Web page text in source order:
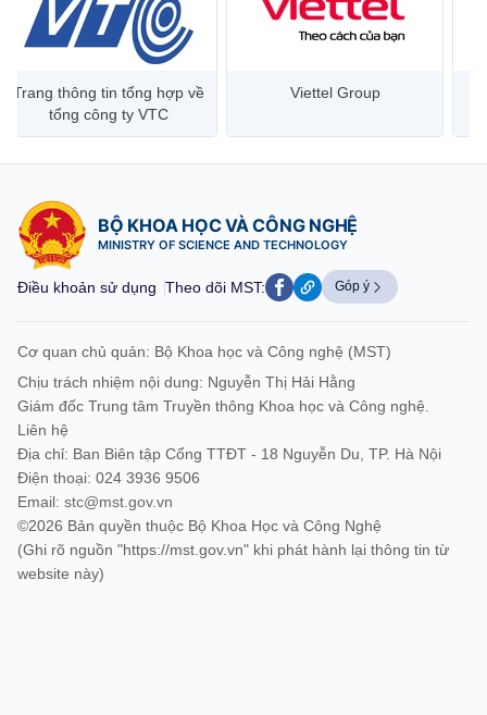
Trang thông tin tổng hợp về
tổng công ty VTC
Viettel Group
BỘ KHOA HỌC VÀ CÔNG NGHỆ
MINISTRY OF SCIENCE AND TECHNOLOGY
Điều khoản sử dụng Theo dõi MST: Góp ý
Cơ quan chủ quản: Bộ Khoa học và Công nghệ (MST)
Chịu trách nhiệm nội dung: Nguyễn Thị Hải Hằng
Giám đốc Trung tâm Truyền thông Khoa học và Công nghệ.
Liên hệ
Địa chỉ: Ban Biên tập Cổng TTĐT - 18 Nguyễn Du, TP. Hà Nội
Điện thoại: 024 3936 9506
Email: stc@mst.gov.vn
©2026 Bản quyền thuộc Bộ Khoa Học và Công Nghệ
(Ghi rõ nguồn "https://mst.gov.vn" khi phát hành lại thông tin từ
website này)